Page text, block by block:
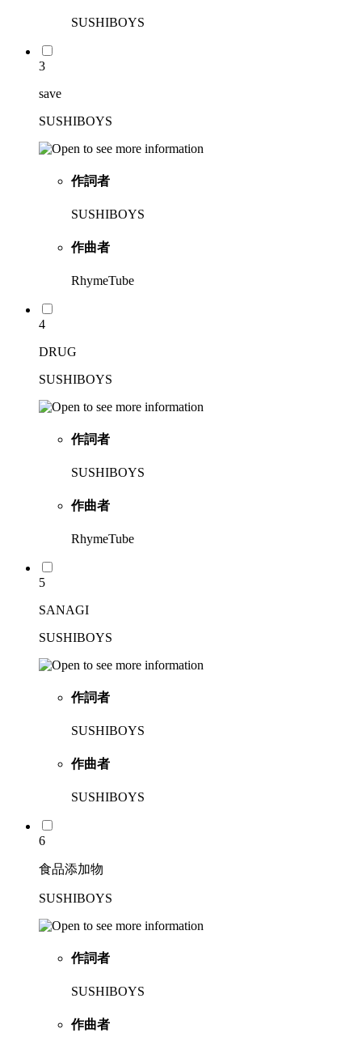
SUSHIBOYS
3
save
SUSHIBOYS
作詞者
SUSHIBOYS
作曲者
RhymeTube
4
DRUG
SUSHIBOYS
作詞者
SUSHIBOYS
作曲者
RhymeTube
5
SANAGI
SUSHIBOYS
作詞者
SUSHIBOYS
作曲者
SUSHIBOYS
6
食品添加物
SUSHIBOYS
作詞者
SUSHIBOYS
作曲者